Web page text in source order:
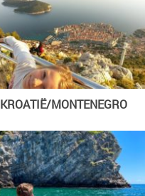
KROATIË/MONTENEGRO